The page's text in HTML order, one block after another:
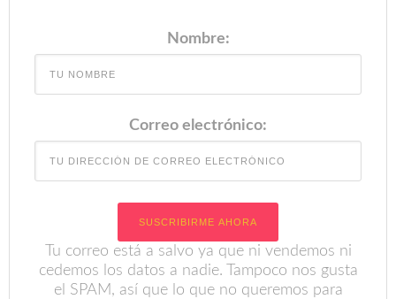
Nombre:
Correo electrónico:
Tu correo está a salvo ya que ni vendemos ni
cedemos los datos a nadie. Tampoco nos gusta
el SPAM, así que lo que no queremos para